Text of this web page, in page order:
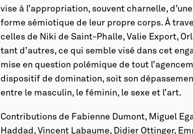
vise à l’appropriation, souvent charnelle,
forme sémiotique de leur propre corps. À
celles de Niki de Saint-Phalle, Valie Export,
tant d’autres, ce qui semble visé dans cet
mise en question polémique de tout
dispositif de domination, soit son
entre le masculin, le féminin, le sexe et l’art.
Contributions de Fabienne Dumont, Miguel
Haddad, Vincent Labaume, Didier Ottinger,